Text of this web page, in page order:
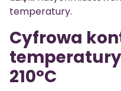
temperatury.
Cyfrowa
temperatury
210°C